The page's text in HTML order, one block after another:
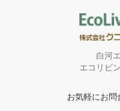
白河
エコリビ
お気軽にお問